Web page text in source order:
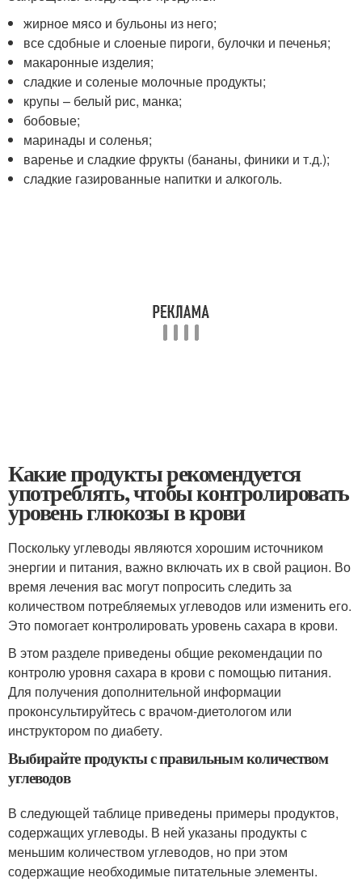
жирное мясо и бульоны из него;
все сдобные и слоеные пироги, булочки и печенья;
макаронные изделия;
сладкие и соленые молочные продукты;
крупы – белый рис, манка;
бобовые;
маринады и соленья;
варенье и сладкие фрукты (бананы, финики и т.д.);
сладкие газированные напитки и алкоголь.
Какие продукты рекомендуется
употреблять, чтобы контролировать
уровень глюкозы в крови
Поскольку углеводы являются хорошим источником
энергии и питания, важно включать их в свой рацион. Во
время лечения вас могут попросить следить за
количеством потребляемых углеводов или изменить его.
Это помогает контролировать уровень сахара в крови.
В этом разделе приведены общие рекомендации по
контролю уровня сахара в крови с помощью питания.
Для получения дополнительной информации
проконсультируйтесь с врачом-диетологом или
инструктором по диабету.
Выбирайте продукты с правильным количеством
углеводов
В следующей таблице приведены примеры продуктов,
содержащих углеводы. В ней указаны продукты с
меньшим количеством углеводов, но при этом
содержащие необходимые питательные элементы.